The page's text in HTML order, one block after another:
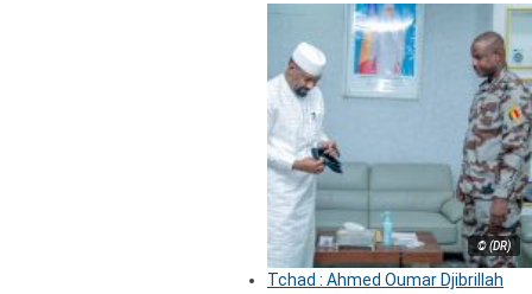
© (DR)
Tchad : Ahmed Oumar Djibrillah